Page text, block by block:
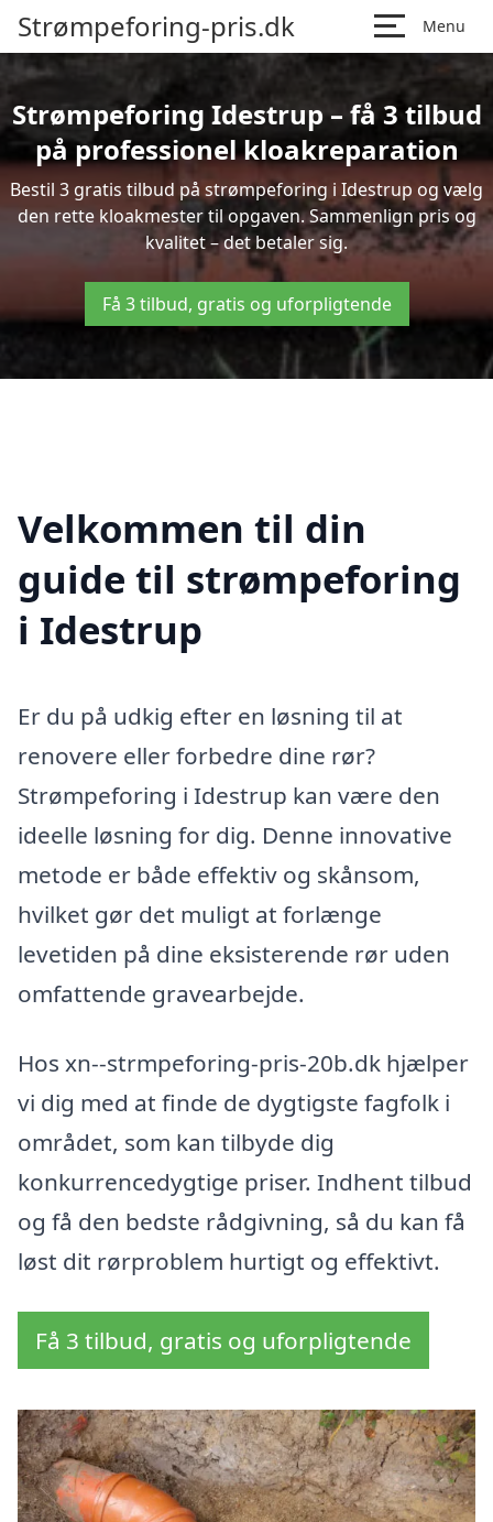
Strømpeforing-pris.dk Menu
Strømpeforing Idestrup – få 3 tilbud
på professionel kloakreparation
Bestil 3 gratis tilbud på strømpeforing i Idestrup og vælg
den rette kloakmester til opgaven. Sammenlign pris og
kvalitet – det betaler sig.
Få 3 tilbud, gratis og uforpligtende
Velkommen til din
guide til strømpeforing
i Idestrup
Er du på udkig efter en løsning til at
renovere eller forbedre dine rør?
Strømpeforing i Idestrup kan være den
ideelle løsning for dig. Denne innovative
metode er både effektiv og skånsom,
hvilket gør det muligt at forlænge
levetiden på dine eksisterende rør uden
omfattende gravearbejde.
Hos xn--strmpeforing-pris-20b.dk hjælper
vi dig med at finde de dygtigste fagfolk i
området, som kan tilbyde dig
konkurrencedygtige priser. Indhent tilbud
og få den bedste rådgivning, så du kan få
løst dit rørproblem hurtigt og effektivt.
Få 3 tilbud, gratis og uforpligtende